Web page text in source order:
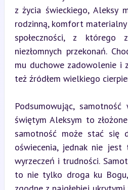
z życia świeckiego, Aleksy
rodzinną, komfort
społeczności, z którego
niezłomnych przekonań.
mu duchowe zadowolenie i
też źródłem wielkiego
Podsumowując,
świętym Aleksym to
samotność może stać się
oświecenia, jednak nie
wyrzeczeń i trudności.
to nie tylko droga ku